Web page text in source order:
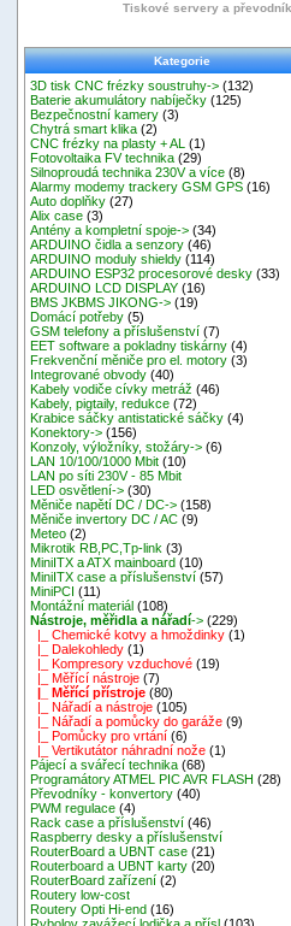
Tiskové servery a
Kategorie
3D tisk CNC frézky soustruhy-> (132)
Baterie akumulátory nabíječky (125)
Bezpečnostní kamery (3)
Chytrá smart klika (2)
CNC frézky na plasty + AL
(1)
Fotovoltaika FV technika (29)
Silnoproudá technika 230V a více (8)
Alarmy modemy trackery GSM GPS (16)
Auto doplňky (27)
Alix case (3)
Antény a kompletní spoje-> (34)
ARDUINO čidla a senzory (46)
ARDUINO moduly shieldy (114)
ARDUINO ESP32 procesorové desky (33)
ARDUINO LCD DISPLAY (16)
BMS JKBMS JIKONG-> (19)
Domácí potřeby (5)
GSM telefony a příslušenství (7)
EET software a pokladny tiskárny (4)
Frekvenční měniče pro el. motory (3)
Integrované obvody (40)
Kabely vodiče cívky metráž (46)
Kabely, pigtaily, redukce (72)
Krabice sáčky antistatické sáčky (4)
Konektory-> (156)
Konzoly, výložníky, stožáry-> (6)
LAN 10/100/1000 Mbit (10)
LAN po síti 230V - 85 Mbit
LED osvětlení-> (30)
Měniče napětí DC / DC-> (158)
Měniče invertory DC / AC (9)
Meteo (2)
Mikrotik RB,PC,Tp-link (3)
MiniITX a ATX mainboard (10)
MiniITX case a příslušenství (57)
MiniPCI (11)
Montážní materiál (108)
Nástroje, měřidla a nářadí-> (229)
|_ Chemické kotvy a hmoždinky (1)
|_ Dalekohledy (1)
|_ Kompresory vzduchové (19)
|_ Měřící nástroje (7)
|_ Měřící přístroje (80)
|_ Nářadí a nástroje (105)
|_ Nářadí a pomůcky do garáže (9)
|_ Pomůcky pro vrtání (6)
|_ Vertikutátor náhradní nože (1)
Pájecí a svářecí technika (68)
Programátory ATMEL PIC AVR FLASH (28)
Převodníky - konvertory (40)
PWM regulace (4)
Rack case a příslušenství (46)
Raspberry desky a příslušenství
RouterBoard a UBNT case (21)
Routerboard a UBNT karty (20)
RouterBoard zařízení (2)
Routery low-cost
Routery Opti Hi-end (16)